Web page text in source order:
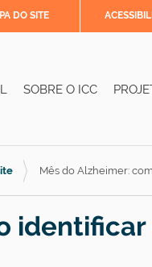
DO SITE
SOBRE O ICC
Mês do Alzheimer: